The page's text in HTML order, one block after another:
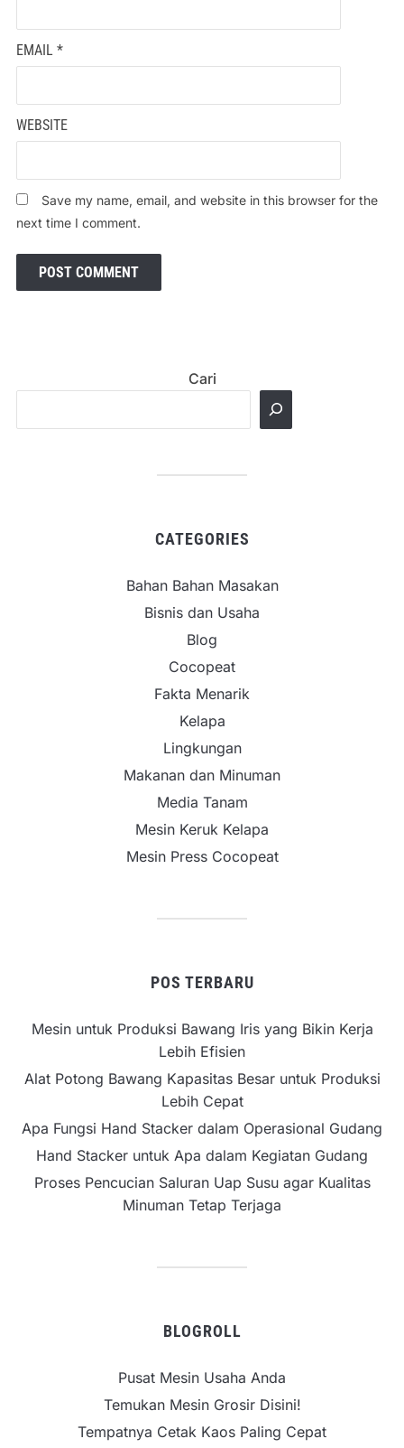
EMAIL *
WEBSITE
Save my name, email, and website in this browser for the
next time I comment.
Cari
CATEGORIES
Bahan Bahan Masakan
Bisnis dan Usaha
Blog
Cocopeat
Fakta Menarik
Kelapa
Lingkungan
Makanan dan Minuman
Media Tanam
Mesin Keruk Kelapa
Mesin Press Cocopeat
POS TERBARU
Mesin untuk Produksi Bawang Iris yang Bikin Kerja
Lebih Efisien
Alat Potong Bawang Kapasitas Besar untuk Produksi
Lebih Cepat
Apa Fungsi Hand Stacker dalam Operasional Gudang
Hand Stacker untuk Apa dalam Kegiatan Gudang
Proses Pencucian Saluran Uap Susu agar Kualitas
Minuman Tetap Terjaga
BLOGROLL
Pusat Mesin Usaha Anda
Temukan Mesin Grosir Disini!
Tempatnya Cetak Kaos Paling Cepat